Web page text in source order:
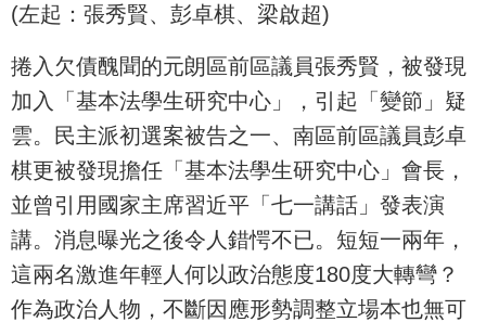
(左起：張秀賢、彭卓棋、梁啟超)
捲入欠債醜聞的元朗區前區議員張秀賢，被發現
加入「基本法學生研究中心」，引起「變節」疑
雲。民主派初選案被告之一、南區前區議員彭卓
棋更被發現擔任「基本法學生研究中心」會長，
並曾引用國家主席習近平「七一講話」發表演
講。消息曝光之後令人錯愕不已。短短一兩年，
這兩名激進年輕人何以政治態度180度大轉彎？
作為政治人物，不斷因應形勢調整立場本也無可